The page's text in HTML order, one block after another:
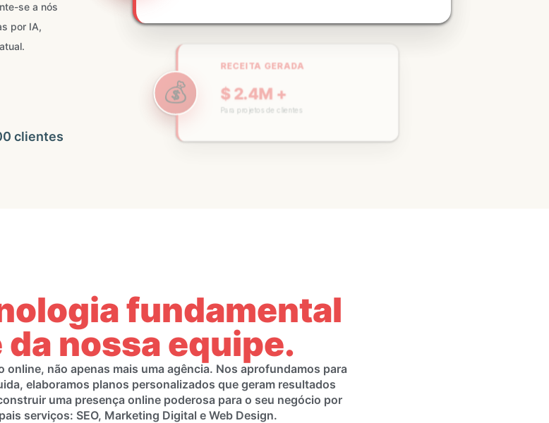
se a nós
por IA,
clientes
💰
Para projetos de clientes
🚀 150+
fundamental
nossa equipe.
online, não apenas mais uma agência. Nos aprofundamos para
elaboramos planos personalizados que geram resultados
uma presença online poderosa para o seu negócio por
serviços: SEO, Marketing Digital e Web Design.